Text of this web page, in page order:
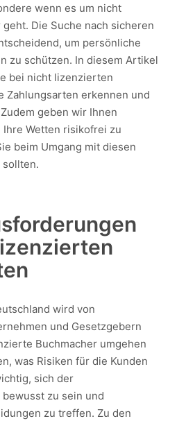
wenn es um nicht
Die Suche nach sicheren
um persönliche
zu schützen. In diesem Artikel
bei nicht lizenzierten
Zahlungsarten erkennen und
geben wir Ihnen
Wetten risikofrei zu
beim Umgang mit diesen
sollten.
wird von
und Gesetzgebern
Buchmacher umgehen
was Risiken für die Kunden
sich der
zu sein und
zu treffen. Zu den